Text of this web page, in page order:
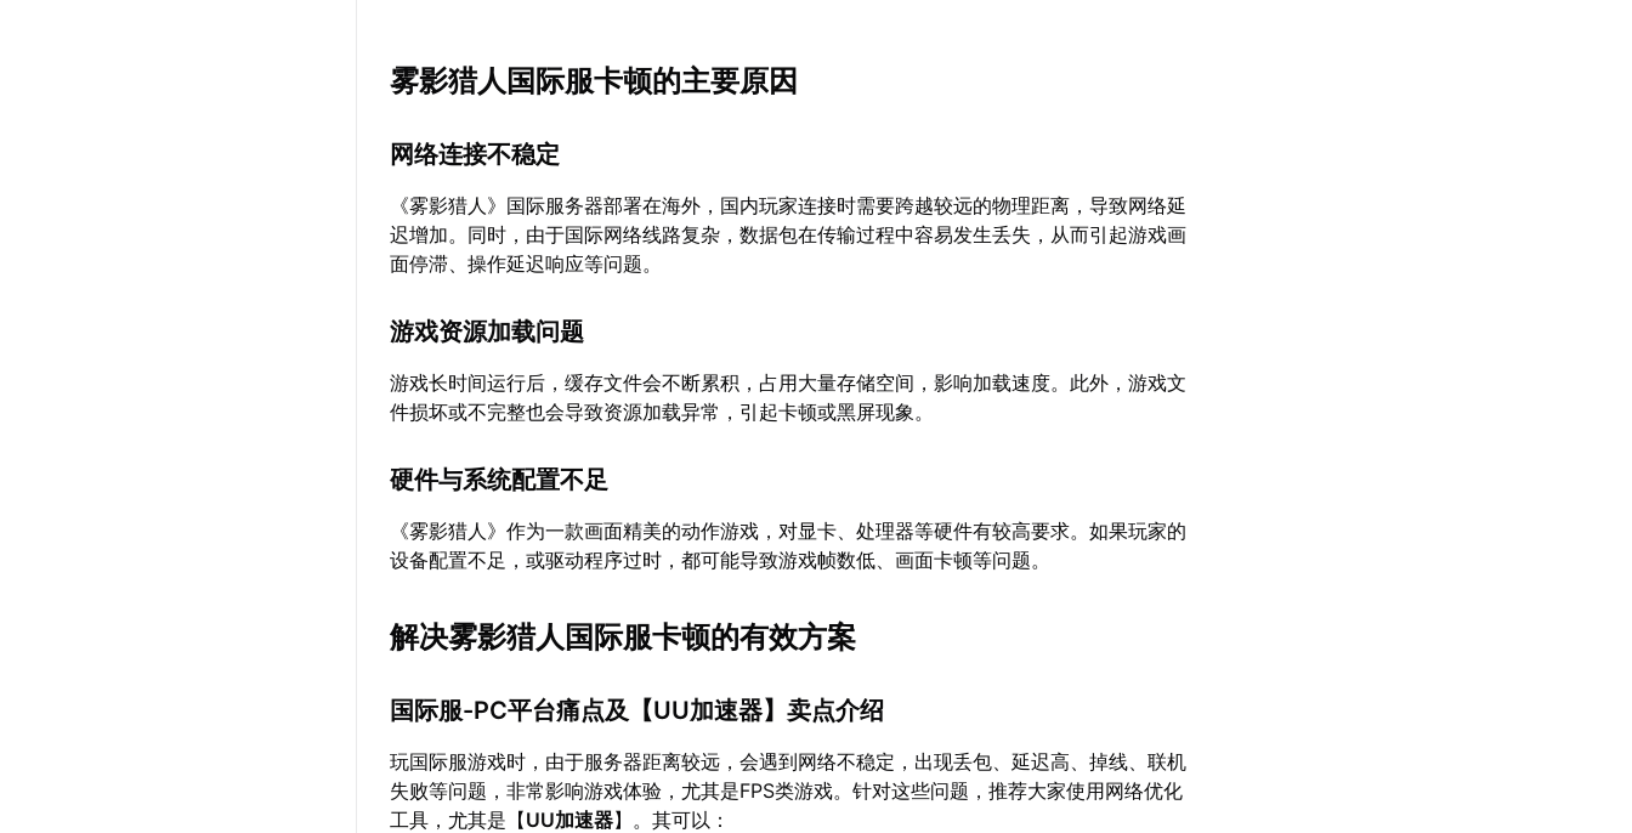
雾影猎人国际服卡顿的主要原因
网络连接不稳定
《雾影猎人》国际服务器部署在海外，国内玩家连接时需要跨越较远的物理距离，导致网络延
迟增加。同时，由于国际网络线路复杂，数据包在传输过程中容易发生丢失，从而引起游戏画
面停滞、操作延迟响应等问题。
游戏资源加载问题
游戏长时间运行后，缓存文件会不断累积，占用大量存储空间，影响加载速度。此外，游戏文
件损坏或不完整也会导致资源加载异常，引起卡顿或黑屏现象。
硬件与系统配置不足
《雾影猎人》作为一款画面精美的动作游戏，对显卡、处理器等硬件有较高要求。如果玩家的
设备配置不足，或驱动程序过时，都可能导致游戏帧数低、画面卡顿等问题。
解决雾影猎人国际服卡顿的有效方案
国际服-PC平台痛点及【UU加速器】卖点介绍
玩国际服游戏时，由于服务器距离较远，会遇到网络不稳定，出现丢包、延迟高、掉线、联机
失败等问题，非常影响游戏体验，尤其是FPS类游戏。针对这些问题，推荐大家使用网络优化
工具，尤其是【UU加速器】。其可以：